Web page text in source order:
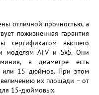
отличной прочностью, а
пожизненная гарантия
сертификатом высшего
моделям ATV и SxS. Они
в диаметре есть
или 15 дюймов. При этом
их площади – от
15-дюймовых.